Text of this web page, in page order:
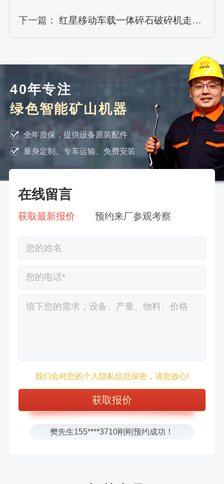
下一篇： 红星移动车载一体碎石破碎机走进福州、廊坊，多个案例供您欣赏
40年专注
绿色智能矿山机器
全年质保，提供设备原装配件
量身定制、专车运输、免费安装
在线留言
获取最新报价 预约来厂参观考察
我们会对您的个人隐私信息保密，请您放心!
张先生156****2060刚刚预约成功！
张先生131****7997刚刚预约成功！